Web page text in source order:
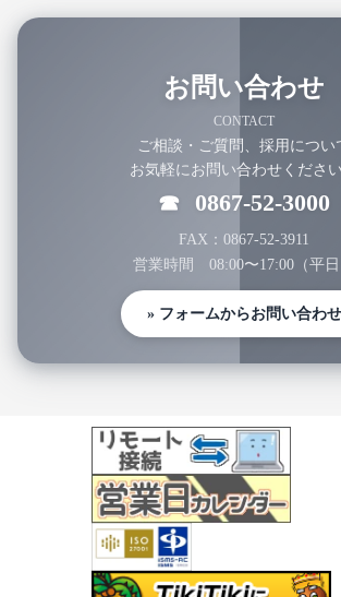
お問い合わせ
CONTACT
ご相談・ご質問、採用につい
お気軽にお問い合わせください
☎ 0867-52-3000
FAX：0867-52-3911
営業時間 08:00〜17:00（平日
» フォームからお問い合わせ